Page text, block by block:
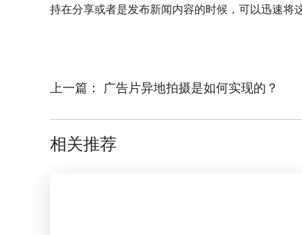
持在分享或者是发布新闻内容的时候，可以迅速将
上一篇： 广告片异地拍摄是如何实现的？
相关推荐